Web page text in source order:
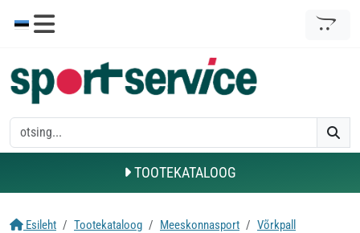
TOOTEKATALOOG
Esileht Tootekataloog Meeskonnasport
Võrkpall